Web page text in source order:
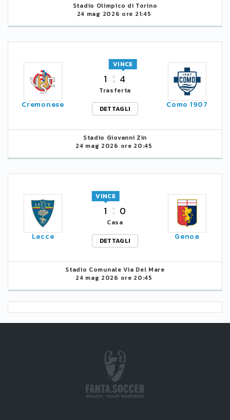
Stadio Olimpico di Torino
24 mag 2026 ore 21:45
Cremonese
1 4
VINCE
Trasferta
DETTAGLI
Como 1907
Stadio Giovanni Zin
24 mag 2026 ore 20:45
Lecce
1
VINCE
0
Casa
DETTAGLI
Genoa
Stadio Comunale Via Del Mare
24 mag 2026 ore 20:45